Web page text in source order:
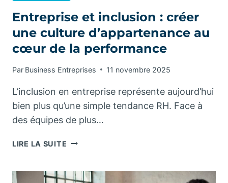
Entreprise et inclusion : créer
une culture d’appartenance au
cœur de la performance
Par Business Entreprises 11 novembre 2025
L’inclusion en entreprise représente aujourd’hui
bien plus qu’une simple tendance RH. Face à
des équipes de plus…
LIRE LA SUITE ENTREPRISE
: